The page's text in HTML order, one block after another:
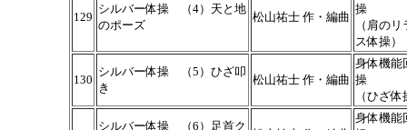
129
シルバー体操 （4）天と地
のポーズ
松山祐士 作・編曲
操
（肩の
ス体操）
130
シルバー体操 （5）ひざ叩
き
松山祐士 作・編曲
身体機能
操
（ひざ体
シルバー体操 （6）足首ク
身体機能